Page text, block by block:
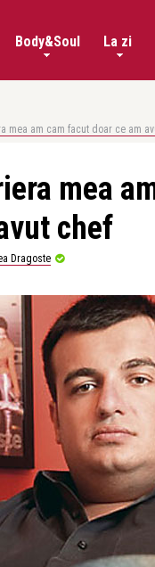
Body&Soul La zi
mea am cam facut doar ce am
mea
chef
Dragoste